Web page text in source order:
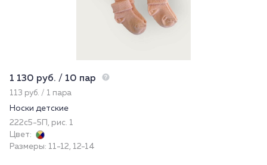
1 130 руб. / 10 пар
113 руб. / 1 пара
Носки детские
222с5-5П, рис. 1
Цвет:
Размеры: 11-12, 12-14